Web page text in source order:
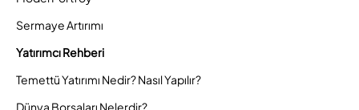
Sermaye Artırımı
Yatırımcı Rehberi
Temettü Yatırımı Nedir? Nasıl Yapılır?
Dünya Borsaları Nelerdir?